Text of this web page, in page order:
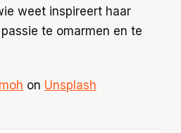
weet inspireert haar
te omarmen en te
on Unsplash